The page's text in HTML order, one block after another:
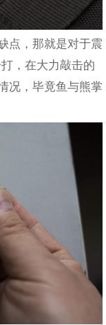
点，那就是对于震
，在大力敲击的
况，毕竟鱼与熊掌